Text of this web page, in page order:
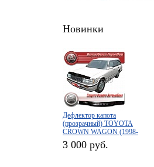
Новинки
Дефлектор капота
(прозрачный) TOYOTA
CROWN WAGON (1998-
1999)
3 000 руб.